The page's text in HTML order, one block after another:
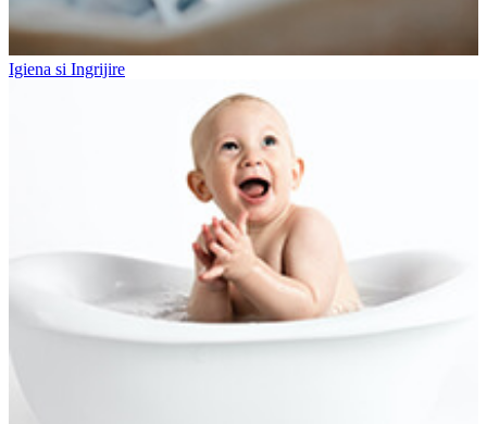
Igiena si Ingrijire